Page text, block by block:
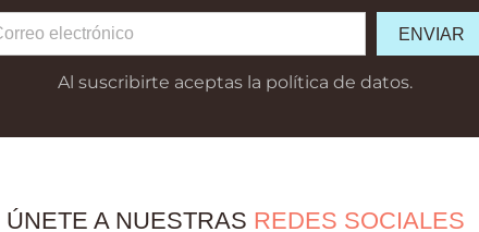
Al suscribirte aceptas la política de datos.
ÚNETE A NUESTRAS REDES SOCIALES